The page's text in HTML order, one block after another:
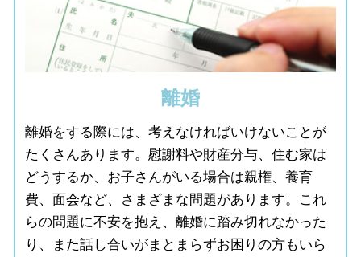
離婚
離婚をする際には、考えなければいけないことが
たくさんあります。慰謝料や財産分与、住む家は
どうするか、お子さんがいる場合は親権、養育
費、面会など、さまざまな問題があります。これ
らの問題に不安を抱え、離婚に踏み切れなかった
り、また話し合いがまとまらずお困りの方もいら